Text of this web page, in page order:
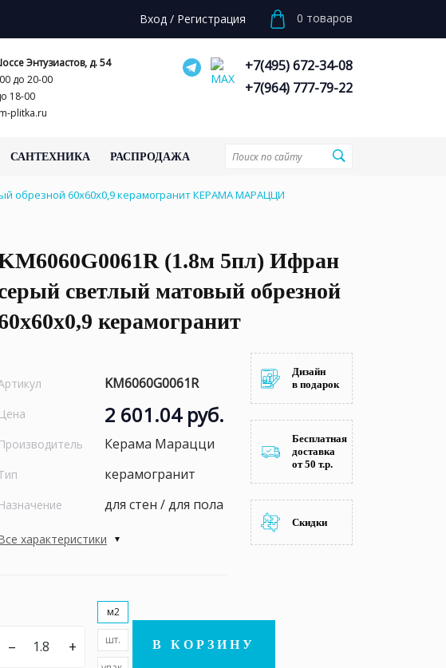
Вход / Регистрация 0 товаров
Энтузиастов, д. 54
до 20-00
18-00
plitka.ru
+7(495) 672-34-08
+7(964) 777-79-22
САНТЕХНИКА РАСПРОДАЖА
обрезной 60x60x0,9 керамогранит КЕРАМА МАРАЦЦИ
(1.8м 5пл) Ифран
светлый матовый обрезной
керамогранит
KM6060G0061R
Цена 2 601.04 руб.
Производитель Керама Марацци
керамогранит
Назначение для стен / для пола
характеристики
– +
м2
шт. В КОРЗИНУ
Дизайн
в подарок
Бесплатная
доставка
от 50 т.р.
Скидки